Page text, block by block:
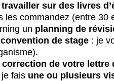
travailler sur des livres
les commandez (entre 30
un planning de
de stage : je
correction de votre lettre
fais une ou plusieurs